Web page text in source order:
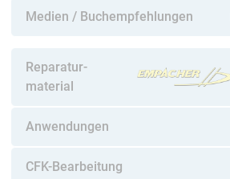
Medien / Buchempfehlungen
Reparatur-
material
Anwendungen
CFK-Bearbeitung